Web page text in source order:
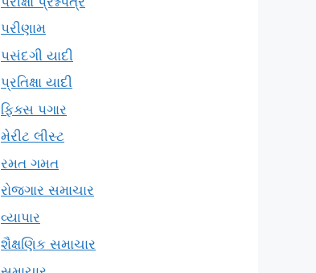
પરીણામ
પસંદગી યાદી
પ્રતિક્ષા યાદી
ફિક્સ પગાર
મેરીટ લીસ્ટ
રમત ગમત
રોજગાર સમાચાર
વ્યાપાર
શૈક્ષણિક સમાચાર